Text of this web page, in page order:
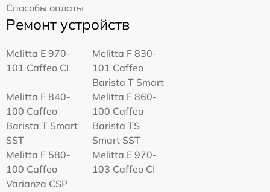
Способы оплаты
Ремонт устройств
Melitta Е 970-
101 Caffeo CI
Melitta F 830-
101 Caffeo
Barista T Smart
Melitta F 840-
100 Caffeo
Barista T Smart
SST
Melitta F 860-
100 Caffeo
Barista TS
Smart SST
Melitta F 580-
100 Caffeo
Varianza CSP
Melitta Е 970-
103 Caffeo CI